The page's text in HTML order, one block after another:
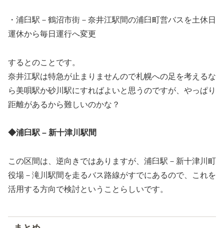
・浦臼駅－鶴沼市街－奈井江駅間の浦臼町営バスを土休日
運休から毎日運行へ変更
するとのことです。
奈井江駅は特急が止まりませんので札幌への足を考えるな
ら美唄駅か砂川駅にすればよいと思うのですが、やっぱり
距離があるから難しいのかな？
◆浦臼駅 – 新十津川駅間
この区間は、逆向きではありますが、浦臼駅－新十津川町
役場－滝川駅間を走るバス路線がすでにあるので、これを
活用する方向で検討ということらしいです。